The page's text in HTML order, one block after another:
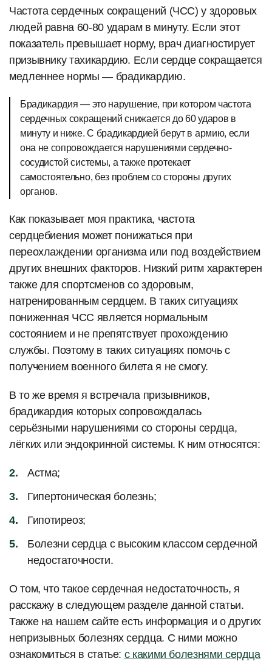
Частота сердечных сокращений (ЧСС) у здоровых
людей равна 60-80 ударам в минуту. Если этот
показатель превышает норму, врач диагностирует
призывнику тахикардию. Если сердце сокращается
медленнее нормы — брадикардию.
Брадикардия — это нарушение, при котором частота
сердечных сокращений снижается до 60 ударов в
минуту и ниже. С брадикардией берут в армию, если
она не сопровождается нарушениями сердечно-
сосудистой системы, а также протекает
самостоятельно, без проблем со стороны других
органов.
Как показывает моя практика, частота
сердцебиения может понижаться при
переохлаждении организма или под воздействием
других внешних факторов. Низкий ритм характерен
также для спортсменов со здоровым,
натренированным сердцем. В таких ситуациях
пониженная ЧСС является нормальным
состоянием и не препятствует прохождению
службы. Поэтому в таких ситуациях помочь с
получением военного билета я не смогу.
В то же время я встречала призывников,
брадикардия которых сопровождалась
серьёзными нарушениями со стороны сердца,
лёгких или эндокринной системы. К ним относятся:
Астма;
Гипертоническая болезнь;
Гипотиреоз;
Болезни сердца с высоким классом сердечной
недостаточности.
О том, что такое сердечная недостаточность, я
расскажу в следующем разделе данной статьи.
Также на нашем сайте есть информация и о других
непризывных болезнях сердца. С ними можно
ознакомиться в статье: с какими болезнями сердца